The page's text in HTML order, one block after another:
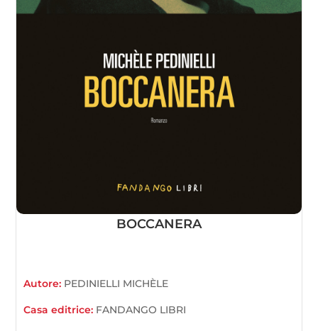
BOCCANERA
Autore: PEDINIELLI MICHÈLE
Casa editrice: FANDANGO LIBRI